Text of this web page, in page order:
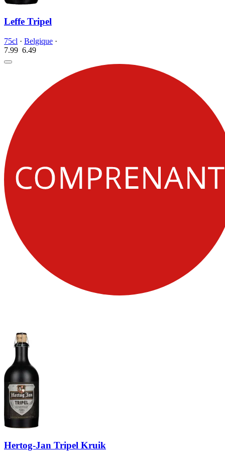
Leffe Tripel
75cl · Belgique ·
7.99 6.49
Hertog-Jan Tripel Kruik